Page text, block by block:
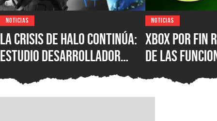
NOTICIAS
La crisis de Halo continúa:
estudio desarrollador
sufre despidos tras el
fallido lanzamiento
NOTICIAS
XBOX por fin
de las
populares
que los